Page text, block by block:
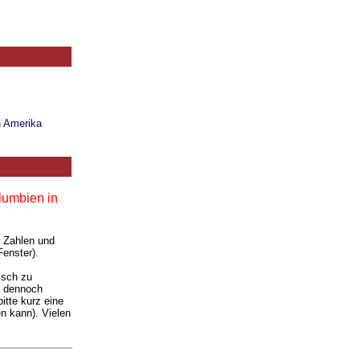
Amerika
in
Zahlen und
zu
kurz eine
kann). Vielen